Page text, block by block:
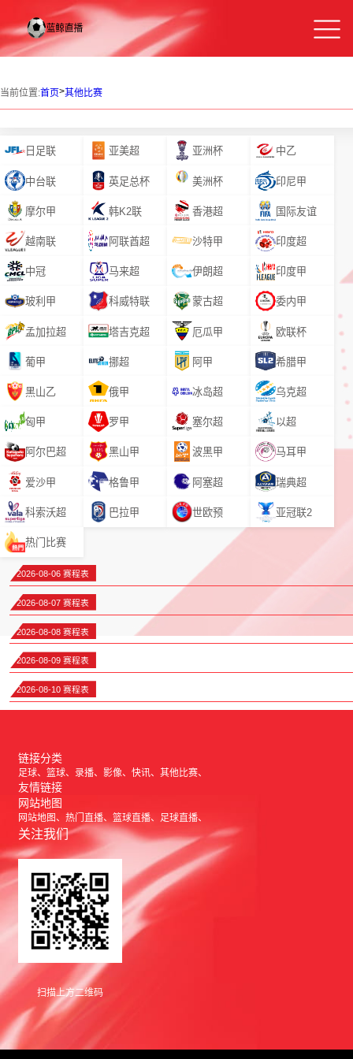
当前位置:首页>其他比赛
日足联 亚美超 亚洲杯 中乙
中台联 英足总杯 美洲杯 印尼甲
摩尔甲 韩K2联 香港超 国际友谊
越南联 阿联酋超 沙特甲 印度超
中冠 马来超 伊朗超 印度甲
玻利甲 科威特联 蒙古超 委内甲
孟加拉超 塔吉克超 厄瓜甲 欧联杯
葡甲 挪超 阿甲 希腊甲
黑山乙 俄甲 冰岛超 乌克超
匈甲 罗甲 塞尔超 以超
阿尔巴超 黑山甲 波黑甲 马耳甲
爱沙甲 格鲁甲 阿塞超 瑞典超
科索沃超 巴拉甲 世欧预 亚冠联2
热门比赛
2026-08-06 赛程表
2026-08-07 赛程表
2026-08-08 赛程表
2026-08-09 赛程表
2026-08-10 赛程表
链接分类
足球 篮球 录播 影像 快讯 其他比赛
友情链接
网站地图
网站地图 热门直播 篮球直播 足球直播
关注我们
扫描上方二维码